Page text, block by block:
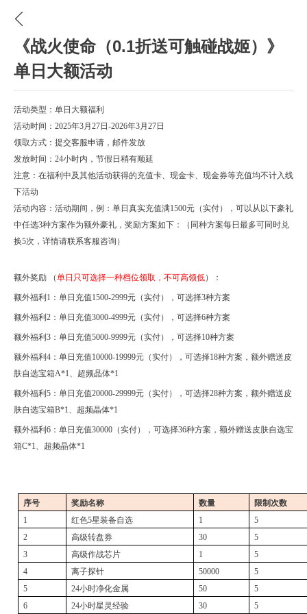
《战火使命（0.1折送可触碰战姬）》
单日大额活动
活动类型：单日大额福利
活动时间： 2025年3月 27日 -2026年3月 27日
领取方式：提交客服申请，邮件发放
发放时间： 24小时内，节假日稍有顺延
注意：在福利中及其他活动获得的充值卡、现金卡、现金券等充值均不计入线
下活动
活动内容：活动期间， 例： 单日真实充值满1500元（实付），可以从以下豪礼
中任选3种方案作为额外豪礼，奖励方案如下：（同种方案每日最多可同时兑
换5次， 详情请联系客服咨询）
额外奖励 （单日只可选择一种档位领取，不可高领低） ：
额外福利 1：单日充值1500-2999元 （实付），可选择3种方案
额外福利 2：单日充值3000-4999元（实付），可选择6种方案
额外福利 3：单日充值5000-9999元（实付），可选择10种方案
额外福利 4：单日充值10000-19999元（实付），可选择18种方案，额外赠送皮
肤自选宝箱A*1、超频晶体*1
额外福利 5：单日充值20000-29999元（实付），可选择28种方案，额外赠送皮
肤自选宝箱B*1、超频晶体*1
额外福利 6：单日充值30000（实付），可选择36种方案，额外赠送皮肤自选宝
箱C*1、超频晶体*1
序号 奖励名称 数量
限制次数
1
红色5星装备自选 1
5
2
高级转盘券 30
5
3
高级作战芯片 1
5
4
离子探针 50000
5
5
24小时净化金属 50
5
6
24小时星灵经验 30 5